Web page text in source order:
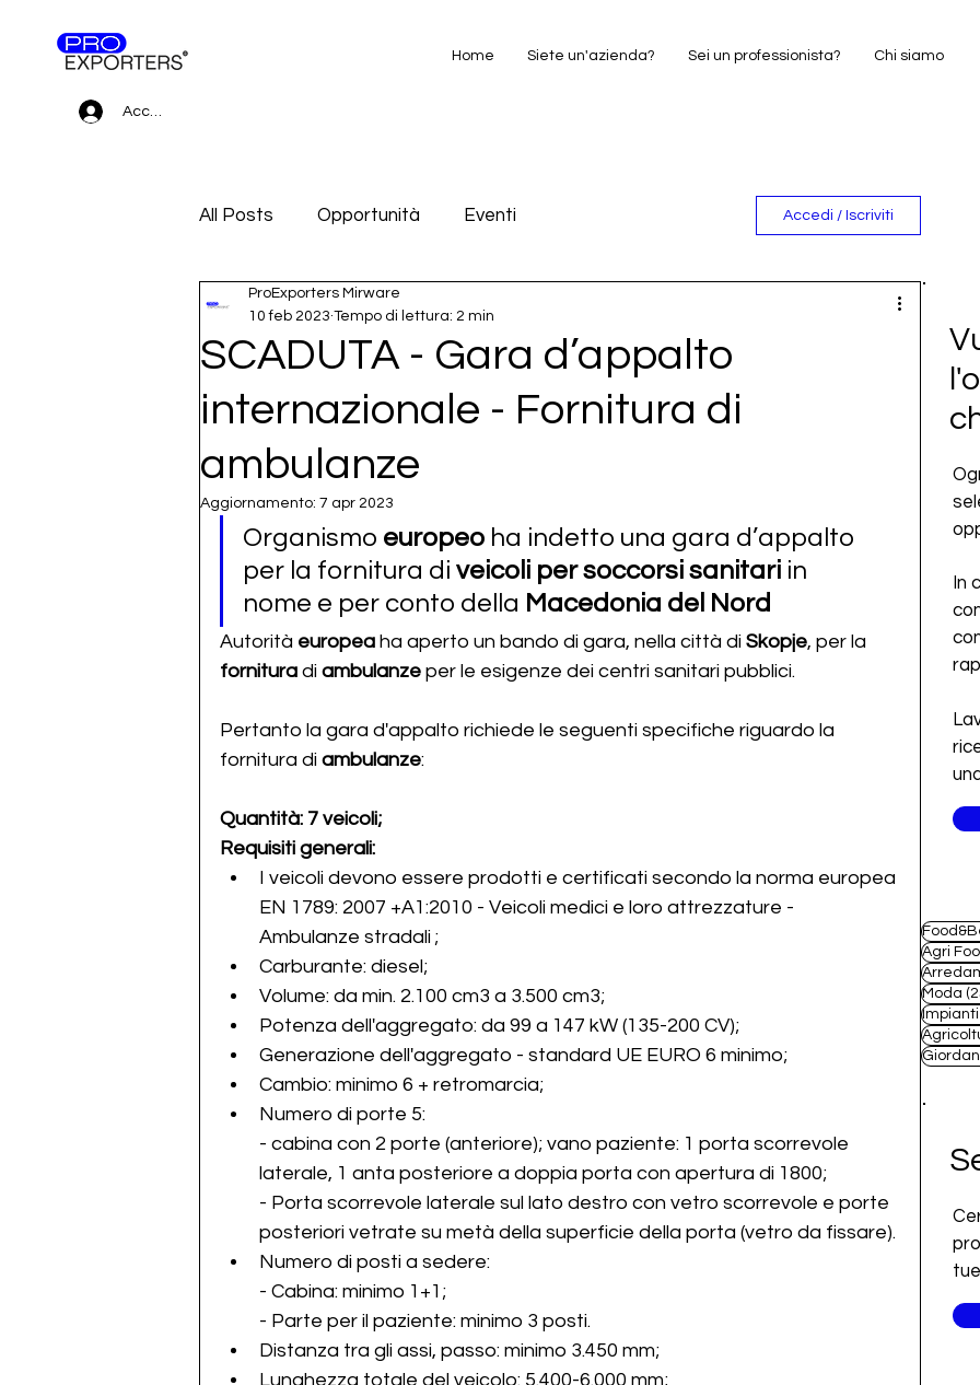
Accedi
Home Siete un'azienda? Sei un professionista? Chi siamo
All Posts Opportunità Eventi
Gare d'appalto e Subforniture
Accedi / Iscriviti
SCADUTA - Gara d’appalto
internazionale - Fornitura di
ambulanze
ProExporters Mirware
10 feb 2023 Tempo di lettura: 2 min
Aggiornamento: 7 apr 2023
Organismo europeo ha indetto una gara d’appalto
per la fornitura di veicoli per soccorsi sanitari in
nome e per conto della Macedonia del Nord
Autorità europea ha aperto un bando di gara, nella città di Skopje, per la
fornitura di ambulanze per le esigenze dei centri sanitari pubblici.
Pertanto la gara d'appalto richiede le seguenti specifiche riguardo la
fornitura di ambulanze:
Quantità: 7 veicoli;
Requisiti generali:
I veicoli devono essere prodotti e certificati secondo la norma europea
EN 1789: 2007 +A1:2010 - Veicoli medici e loro attrezzature -
Ambulanze stradali	;
Carburante: diesel;
Volume: da min. 2.100 cm3 a 3.500 cm3;
Potenza dell'aggregato: da 99 a 147 kW (135-200 CV);
Generazione dell'aggregato - standard UE EURO 6 minimo;
Cambio: minimo 6 + retromarcia;
Numero di porte 5:
- cabina con 2 porte (anteriore); vano paziente: 1 porta scorrevole
laterale, 1 anta posteriore a doppia porta con apertura di 1800;
- Porta scorrevole laterale sul lato destro con vetro scorrevole e porte
posteriori vetrate su metà della superficie della porta (vetro da fissare).
Numero di posti a sedere:
- Cabina: minimo 1+1;
- Parte per il paziente: minimo 3 posti.
Distanza tra gli assi, passo: minimo 3.450 mm;
Agri
Moda
Impianti
In